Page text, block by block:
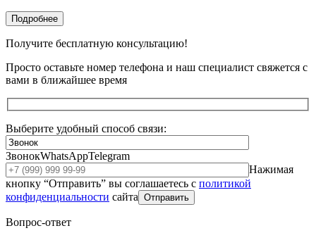
Подробнее
Получите бесплатную консультацию!
Просто оставьте номер телефона и наш специалист свяжется с
вами в ближайшее время
Выберите удобный способ связи:
ЗвонокWhatsAppTelegram
Нажимая
кнопку “Отправить” вы соглашаетесь с политикой
конфиденциальности сайта Отправить
Вопрос-ответ